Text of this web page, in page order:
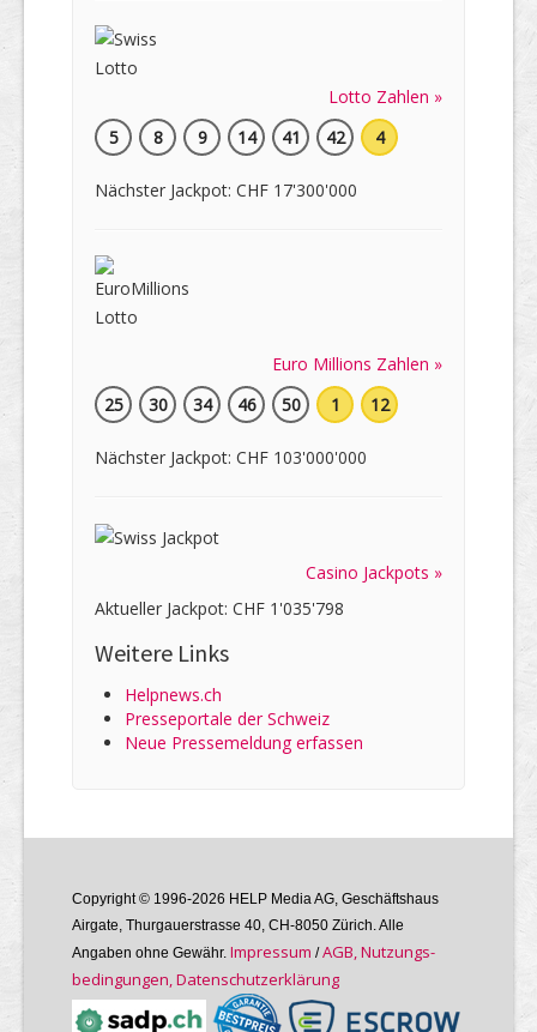
Lotto Zahlen »
5
8 9 14 41 42 4
Nächster Jackpot: CHF 17'300'000
Euro Millions Zahlen »
25
30 34 46 50 1 12
Nächster Jackpot: CHF 103'000'000
Casino Jackpots »
Aktueller Jackpot: CHF 1'035'798
Weitere Links
Helpnews.ch
Presseportale der Schweiz
Neue Pressemeldung erfassen
Copyright © 1996-2026 HELP Media AG, Geschäftshaus
Airgate, Thurgauer­strasse 40, CH-8050 Zürich. Alle
Angaben ohne Gewähr. Im­pres­sum /AGB, Nutzungs­
bedin­gungen, Daten­schutz­er­klärung